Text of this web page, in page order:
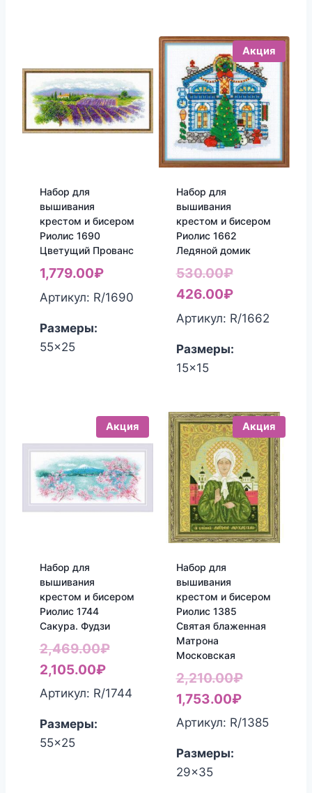
Набор для
вышивания
крестом и бисером
Риолис 1690
Цветущий Прованс
1,779.00₽
Артикул: R/1690
Размеры:
55x25
Акция
Набор для
вышивания
крестом и бисером
Риолис 1662
Ледяной домик
530.00₽
цена
составляла
426.00₽Текущая
цена:
Артикул: R/1662
Размеры:
15x15
Акция
Набор для
вышивания
крестом и бисером
Риолис 1744
Сакура. Фудзи
2,469.00₽Первоначальная
составляла
2,469.00₽.
2,105.00₽Текущая
цена:
Артикул: R/1744
Размеры:
55x25
Акция
Набор для
вышивания
крестом и бисером
Риолис 1385
Святая блаженная
Матрона
Московская
2,210.00₽
1,753.00₽Текущая
цена:
Артикул: R/1385
Размеры:
29x35